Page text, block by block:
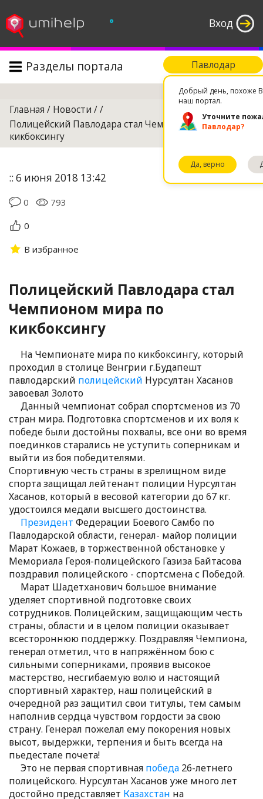
Вход
°
Павлодар
Добрый день, похоже
наш портал.
Уточните
Павлодар?
Да, верно
Разделы портала Поиск
Главная / Новости //
Полицейский Павлодара стал Чемпионом мира по
кикбоксингу
:: 6 июня 2018 13:42
0
793
0
В избранное
Полицейский Павлодара стал
Чемпионом мира по
кикбоксингу
На Чемпионате мира по кикбоксингу, который
проходил в столице Венгрии г.Будапешт
павлодарский полицейский Нурсултан Хасанов
завоевал Золото
Данный чемпионат собрал спортсменов из 70
стран мира. Подготовка спортсменов и их воля к
победе были достойны похвалы, все они во время
поединков старались не уступить соперникам и
выйти из боя победителями.
Спортивную честь страны в зрелищном виде
спорта защищал лейтенант полиции Нурсултан
Хасанов, который в весовой категории до 67 кг.
удостоился медали высшего достоинства.
Президент Федерации Боевого Самбо по
Павлодарской области, генерал- майор полиции
Марат Кожаев, в торжественной обстановке у
Мемориала Героя-полицейского Газиза Байтасова
поздравил полицейского - спортсмена с Победой.
Марат Шадетханович большое внимание
уделяет спортивной подготовке своих
сотрудников. Полицейским, защищающим честь
страны, области и в целом полиции оказывает
всестороннюю поддержку. Поздравляя Чемпиона,
генерал отметил, что в напряжённом бою с
сильными соперниками, проявив высокое
мастерство, несгибаемую волю и настоящий
спортивный характер, наш полицейский в
очередной раз защитил свои титулы, тем самым
наполнив сердца чувством гордости за свою
страну. Генерал пожелал ему покорения новых
высот, выдержки, терпения и быть всегда на
пьедестале почета!
Это не первая спортивная победа 26-летнего
полицейского. Нурсултан Хасанов уже много лет
достойно представляет Казахстан на